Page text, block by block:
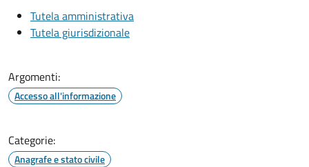
Tutela amministrativa
Tutela giurisdizionale
Argomenti:
Accesso all'informazione
Categorie:
Anagrafe e stato civile